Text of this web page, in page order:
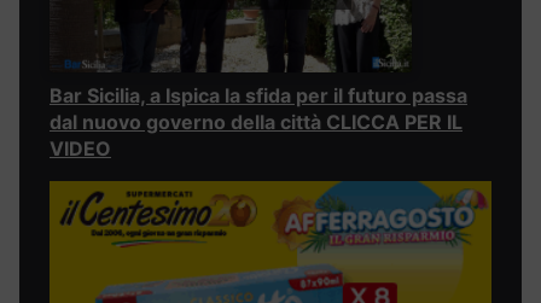
Bar Sicilia, a Ispica la sfida per il futuro passa
dal nuovo governo della città CLICCA PER IL
VIDEO